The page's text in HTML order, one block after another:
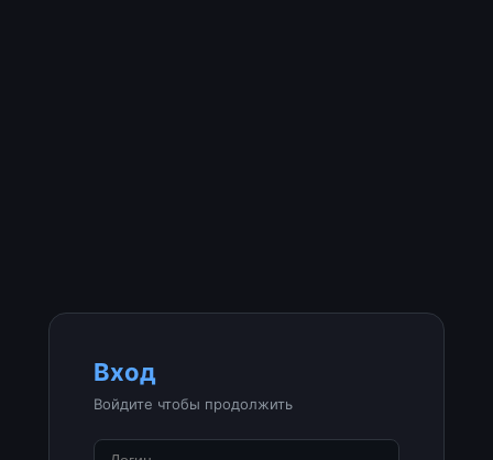
Вход
Войдите чтобы продолжить